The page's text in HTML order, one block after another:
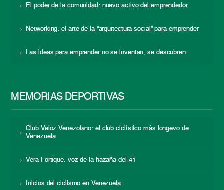
El poder de la comunidad: nuevo activo del emprendedor
Networking: el arte de la “arquitectura social” para emprender
Las ideas para emprender no se inventan, se descubren
MEMORIAS DEPORTIVAS
Club Veloz Venezolano: el club ciclístico más longevo de
Venezuela
Vera Fortique: voz de la hazaña del 41
Inicios del ciclismo en Venezuela